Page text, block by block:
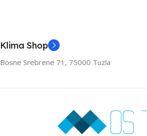
Klima Shop
Bosne Srebrene 71, 75000 Tuzla